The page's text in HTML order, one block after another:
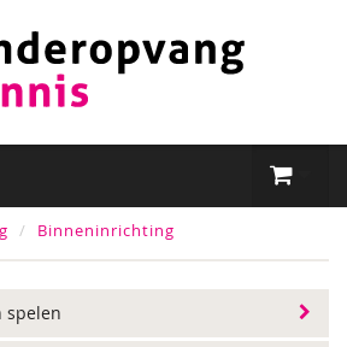
Binneninrichting
spelen